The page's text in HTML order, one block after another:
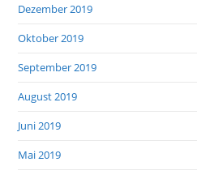
Dezember 2019
Oktober 2019
September 2019
August 2019
Juni 2019
Mai 2019